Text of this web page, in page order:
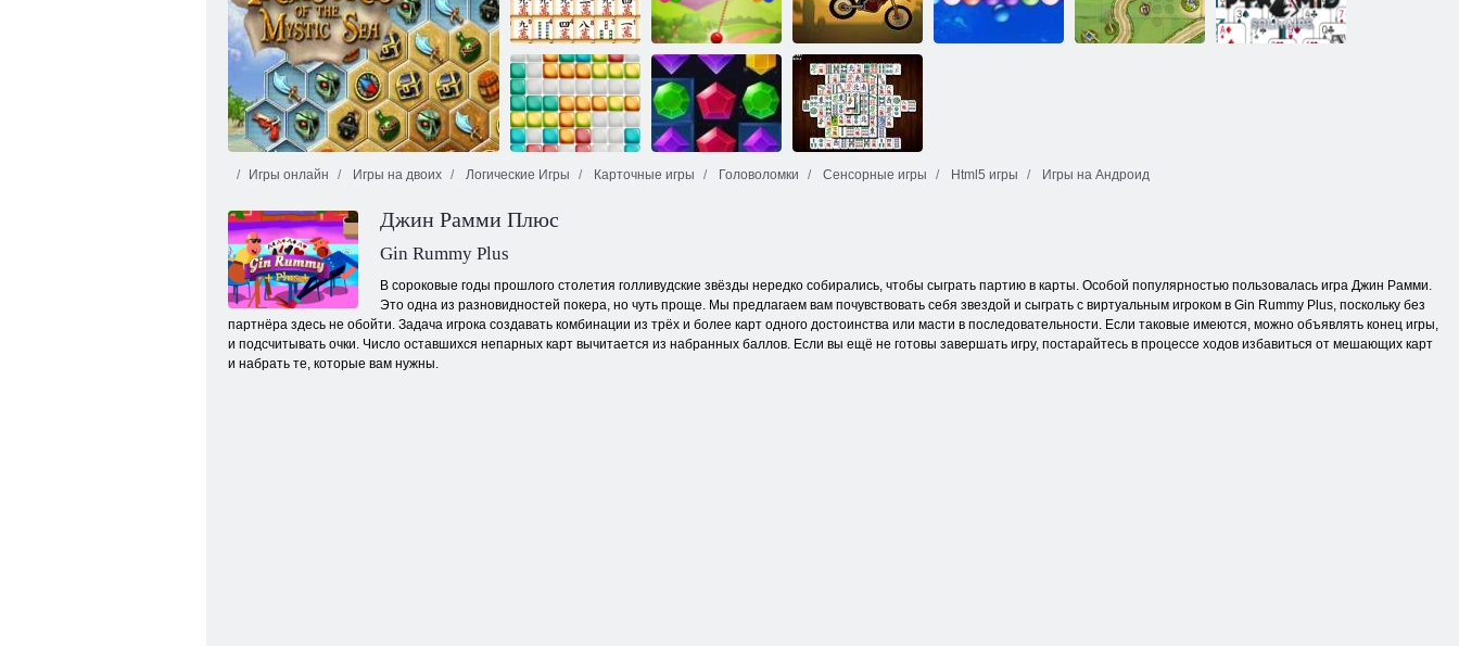
Сказочные питомцы связь
Поп-звезда
Коннект Онет
Сокровища мистического моря
маджонг
династия
Маджонг линк Пузырь Дух Мото экстрим
Головоломка
Игры онлайн Игры на двоих Логические Игры Карточные игры Головоломки Сенсорные игры Html5 игры Игры на Андроид
Джин Рамми Плюс
Gin Rummy Plus
В сороковые годы прошлого столетия голливудские звёзды нередко собирались, чтобы сыграть партию в карты. Особой популярностью пользовалась игра Джин Рамми.
Это одна из разновидностей покера, но чуть проще. Мы предлагаем вам почувствовать себя звездой и сыграть с виртуальным игроком в Gin Rummy Plus, поскольку без
партнёра здесь не обойти. Задача игрока создавать комбинации из трёх и более карт одного достоинства или масти в последовательности. Если таковые имеются, можно объявлять конец игры,
и подсчитывать очки. Число оставшихся непарных карт вычитается из набранных баллов. Если вы ещё не готовы завершать игру, постарайтесь в процессе ходов избавиться от мешающих карт
и набрать те, которые вам нужны.